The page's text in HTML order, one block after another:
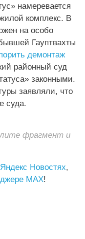
намеревается
комплекс. В
на особо
Гауптвахты
демонтаж
районный суд
законными.
заявляли, что
суда.
фрагмент и
Яндекс Новостях,
MAX!